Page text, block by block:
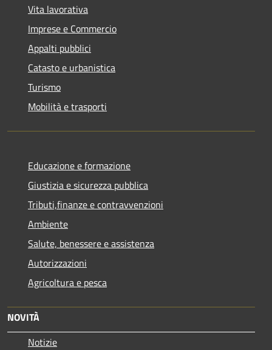
Vita lavorativa
Imprese e Commercio
Appalti pubblici
Catasto e urbanistica
Turismo
Mobilità e trasporti
Educazione e formazione
Giustizia e sicurezza pubblica
Tributi,finanze e contravvenzioni
Ambiente
Salute, benessere e assistenza
Autorizzazioni
Agricoltura e pesca
NOVITÀ
Notizie